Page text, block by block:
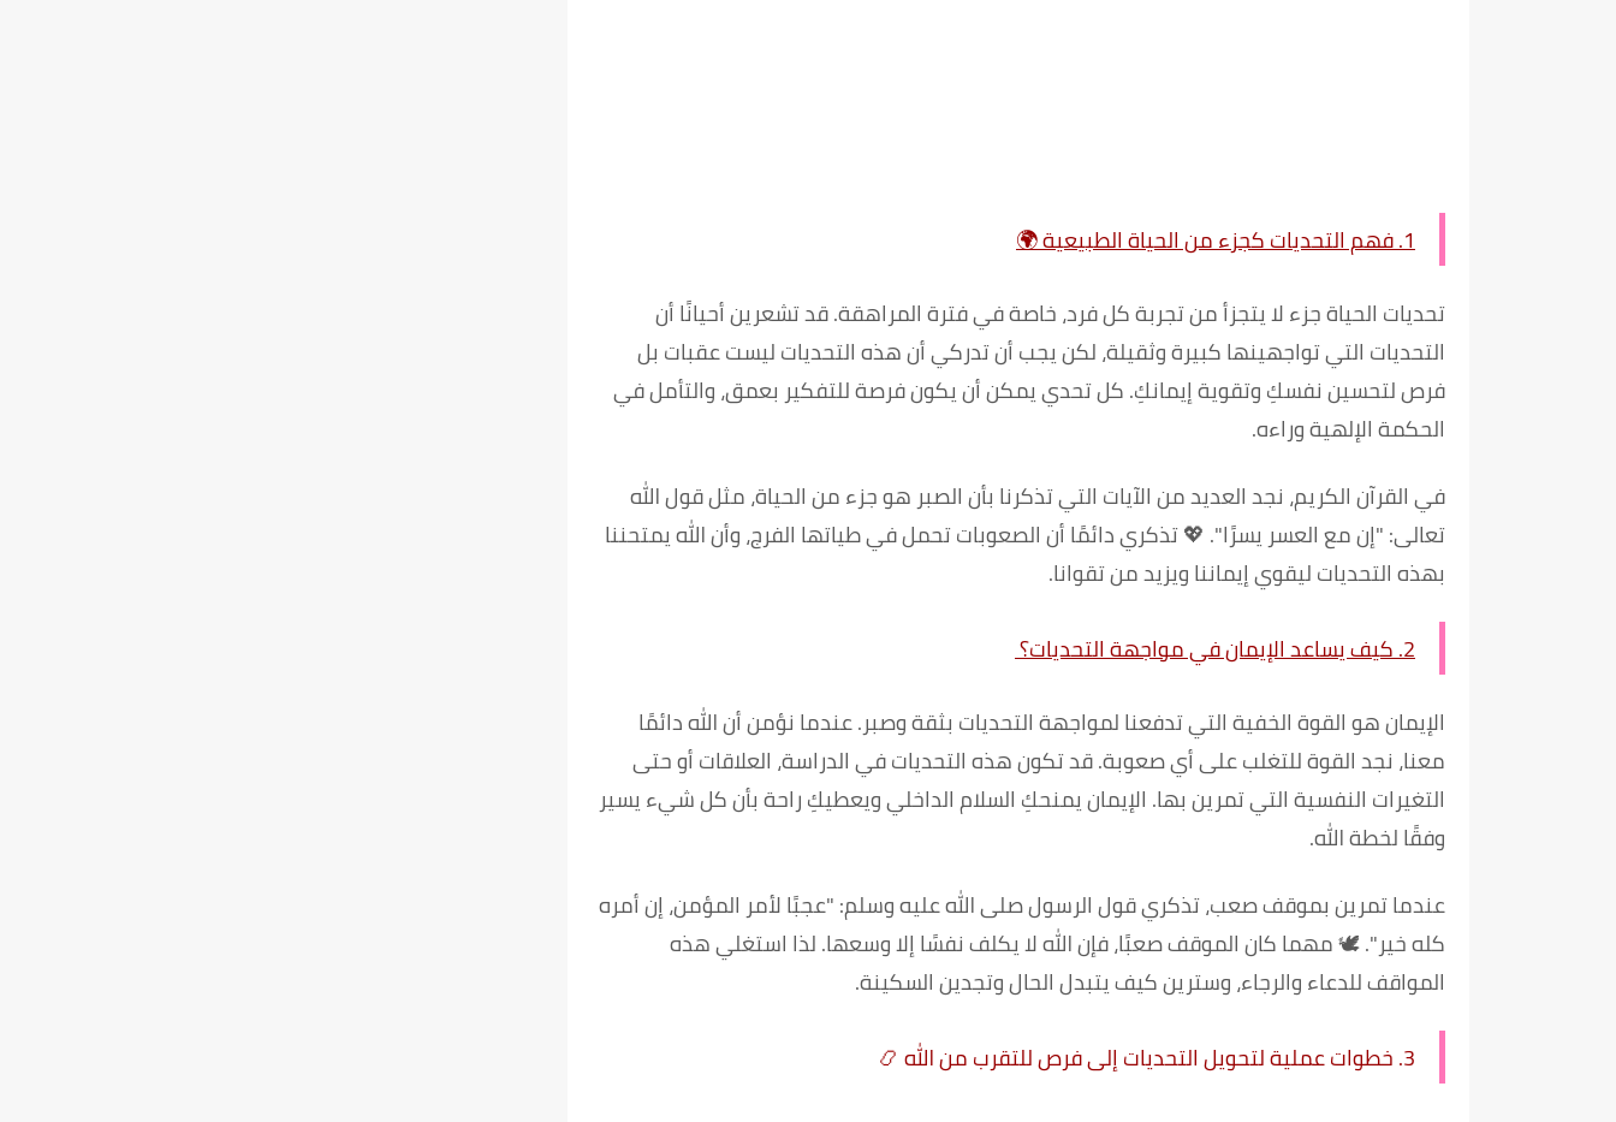
1. فهم التحديات كجزء من الحياة الطبيعية🌍
تحديات الحياة جزء لا يتجزأ من تجربة كل فرد، خاصة في فترة المراهقة. قد تشعرين أحيانًا أن
التحديات التي تواجهينها كبيرة وثقيلة، لكن يجب أن تدركي أن هذه التحديات ليست عقبات بل
فرص لتحسين نفسكِ وتقوية إيمانكِ. كل تحدي يمكن أن يكون فرصة للتفكير بعمق، والتأمل في
الحكمة الإلهية وراءه.
في القرآن الكريم، نجد العديد من الآيات التي تذكرنا بأن الصبر هو جزء من الحياة، مثل قول الله
تعالى:"إن مع العسر يسرًا". 💖 تذكري دائمًا أن الصعوبات تحمل في طياتها الفرج، وأن الله يمتحننا
بهذه التحديات ليقوي إيماننا ويزيد من تقوانا.
2. كيف يساعد الإيمان في مواجهة التحديات؟
الإيمان هو القوة الخفية التي تدفعنا لمواجهة التحديات بثقة وصبر. عندما نؤمن أن الله دائمًا
معنا، نجد القوة للتغلب على أي صعوبة. قد تكون هذه التحديات في الدراسة، العلاقات أو حتى
التغيرات النفسية التي تمرين بها. الإيمان يمنحكِ السلام الداخلي ويعطيكِ راحة بأن كل شيء يسير
وفقًا لخطة الله.
عندما تمرين بموقف صعب، تذكري قول الرسول صلى الله عليه وسلم:"عجبًا لأمر المؤمن، إن أمره
كله خير". 🕊️ مهما كان الموقف صعبًا، فإن الله لا يكلف نفسًا إلا وسعها. لذا استغلي هذه
المواقف للدعاء والرجاء، وسترين كيف يتبدل الحال وتجدين السكينة.
3. خطوات عملية لتحويل التحديات إلى فرص للتقرب من الله 📿